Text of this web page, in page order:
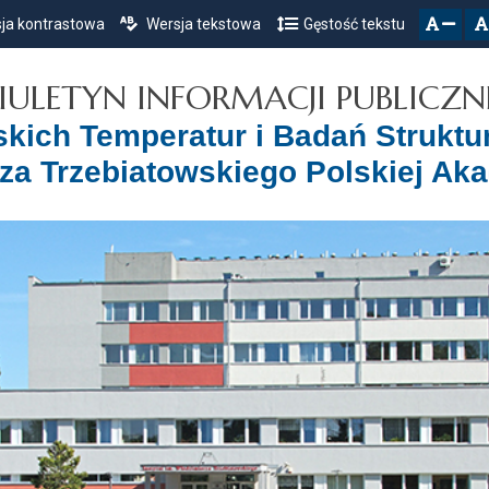
Przejdź do głównego menu
Przejdź do treści
Przejdź do mapy serwisu
kontrastowa Wersja tekstowa Gęstość tekstu
INFORMACJI
Temperatur i Badań
Trzebiatowskiego Polskiej